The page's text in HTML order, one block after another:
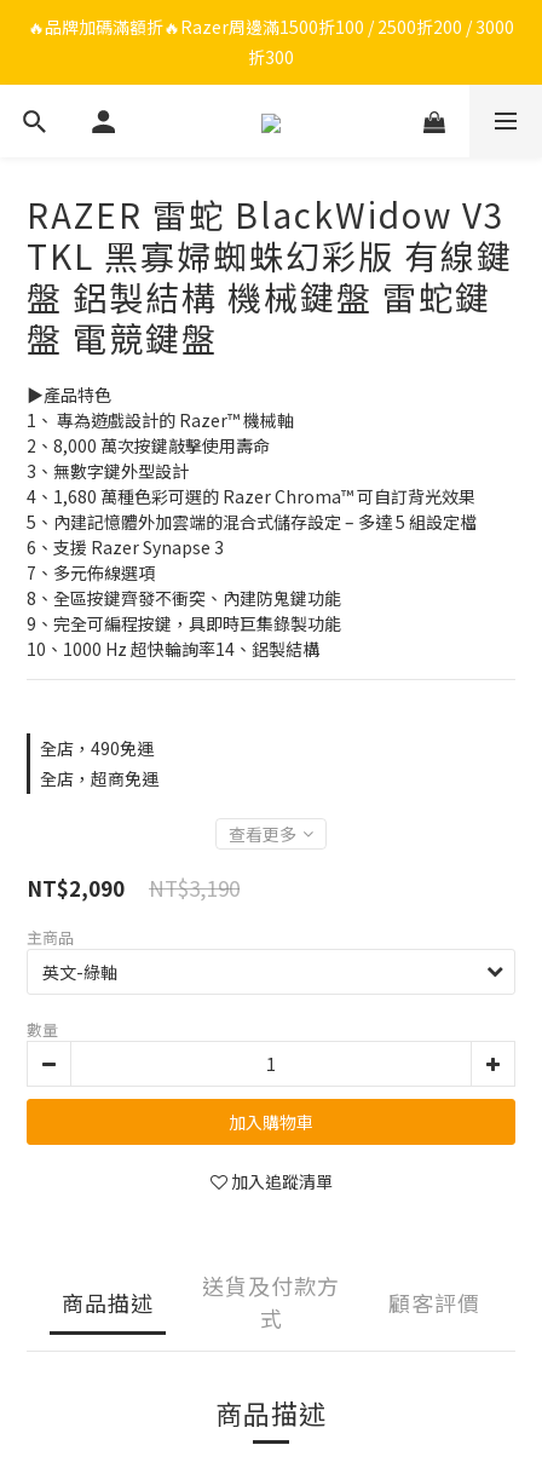
🔥品牌限定滿額折🔥ROG周邊滿1500折100 / 2500折200 / 3000折
300
🔥品牌加碼滿額折🔥Razer周邊滿1500折100 / 2500折200 / 3000
折300
ROG/Razer 全館電競椅會員登錄再現折$300
🔥品牌限定滿額折🔥ROG周邊滿1500折100 / 2500折200 / 3000折
300
RAZER 雷蛇 BlackWidow V3
TKL 黑寡婦蜘蛛幻彩版 有線鍵
盤 鋁製結構 機械鍵盤 雷蛇鍵
盤 電競鍵盤
▶️產品特色
1、 專為遊戲設計的 Razer™ 機械軸
2、8,000 萬次按鍵敲擊使用壽命
3、無數字鍵外型設計
4、1,680 萬種色彩可選的 Razer Chroma™ 可自訂背光效果
5、內建記憶體外加雲端的混合式儲存設定 – 多達 5 組設定檔
6、支援 Razer Synapse 3
7、多元佈線選項
8、全區按鍵齊發不衝突、內建防鬼鍵功能
9、完全可編程按鍵，具即時巨集錄製功能
10、1000 Hz 超快輪詢率14、鋁製結構
全店，490免運
全店，超商免運
查看更多
NT$3,190
NT$2,090
主商品
數量
加入購物車
加入追蹤清單
商品描述
送貨及付款方
式
顧客評價
商品描述